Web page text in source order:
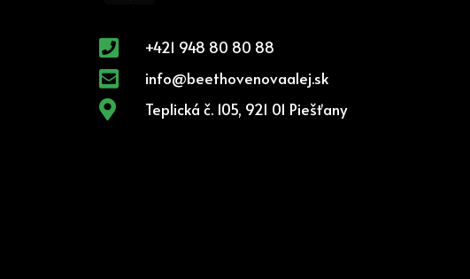
+421 948 80 80 88
info@beethovenovaalej.sk
Teplická č. 105, 921 01 Piešťany